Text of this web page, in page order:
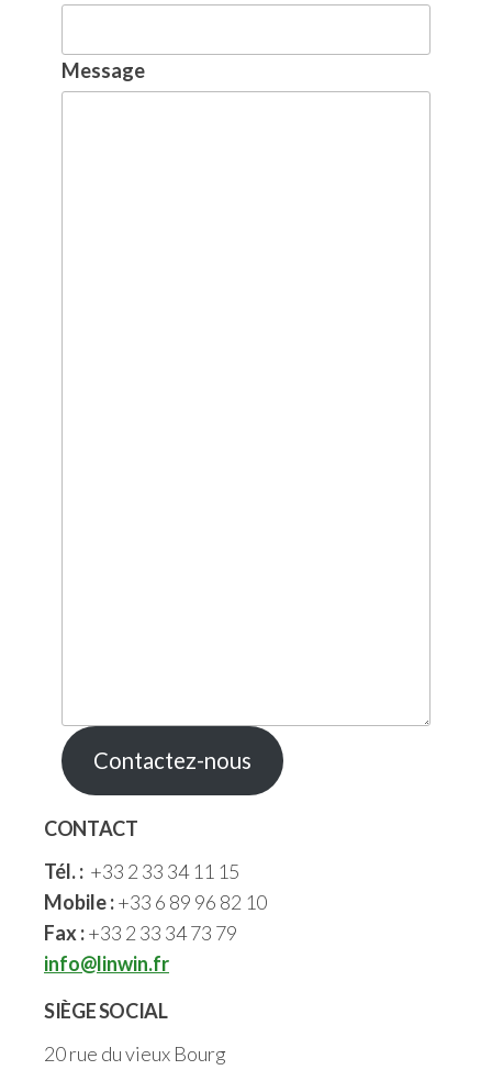
Message
Contactez-nous
CONTACT
Tél. : +33 2 33 34 11 15
Mobile :+33 6 89 96 82 10
Fax :+33 2 33 34 73 79
info@linwin.fr
SIÈGE SOCIAL
20 rue du vieux Bourg